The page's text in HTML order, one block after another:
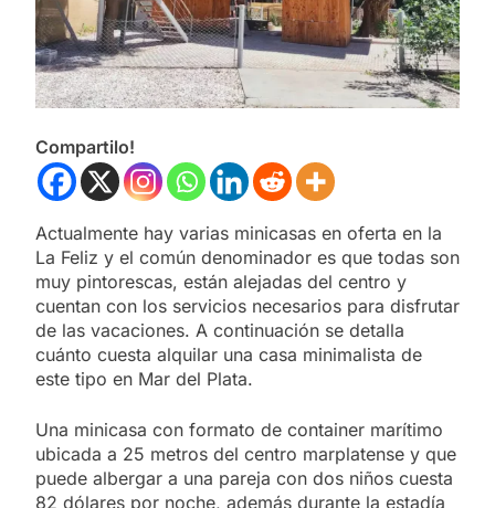
Compartilo!
Actualmente hay varias minicasas en oferta en la
La Feliz y el común denominador es que todas son
muy pintorescas, están alejadas del centro y
cuentan con los servicios necesarios para disfrutar
de las vacaciones. A continuación se detalla
cuánto cuesta alquilar una casa minimalista de
este tipo en Mar del Plata.
Una minicasa con formato de container marítimo
ubicada a 25 metros del centro marplatense y que
puede albergar a una pareja con dos niños cuesta
82 dólares por noche, además durante la estadía